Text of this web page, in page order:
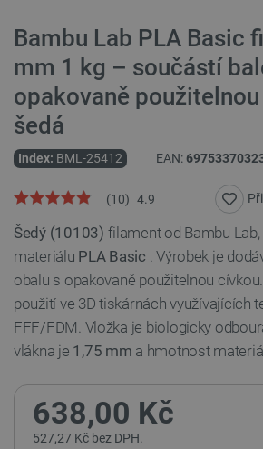
Bambu Lab PLA Basic
mm 1 kg – součástí
opakovaně
šedá
Index: BML-25412 EAN:
4.9
(10)
Šedý (10103) filament od Bambu
materiálu PLA Basic . Výrobek je
obalu s opakovaně použitelnou
použití ve 3D tiskárnách využívajících
FFF/FDM. Vložka je biologicky
vlákna je 1,75 mm a hmotnost
638,00 Kč
527,27 Kč bez DPH.